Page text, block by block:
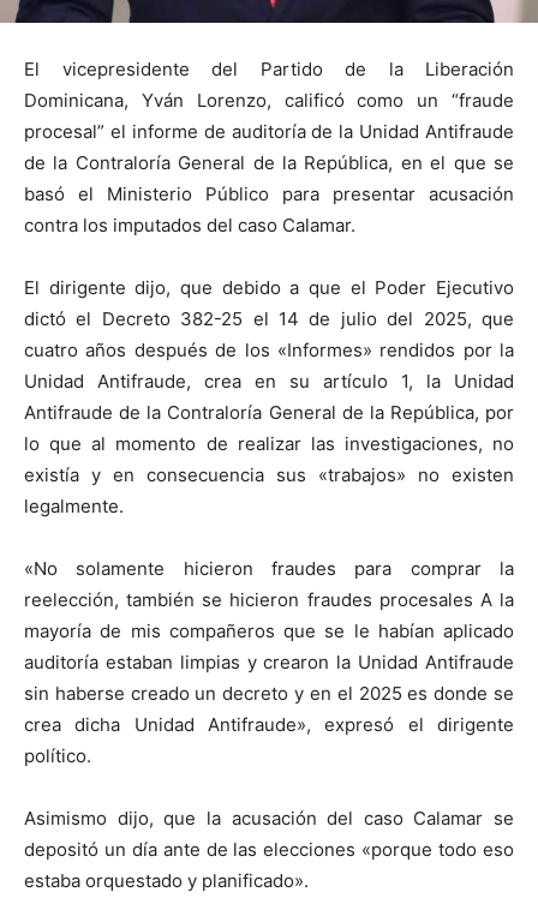
El vicepresidente del Partido de la Liberación
Dominicana, Yván Lorenzo, calificó como un “fraude
procesal” el informe de auditoría de la Unidad Antifraude
de la Contraloría General de la República, en el que se
basó el Ministerio Público para presentar acusación
contra los imputados del caso Calamar.
El dirigente dijo, que debido a que el Poder Ejecutivo
dictó el Decreto 382-25 el 14 de julio del 2025, que
cuatro años después de los «Informes» rendidos por la
Unidad Antifraude, crea en su artículo 1, la Unidad
Antifraude de la Contraloría General de la República, por
lo que al momento de realizar las investigaciones, no
existía y en consecuencia sus «trabajos» no existen
legalmente.
«No solamente hicieron fraudes para comprar la
reelección, también se hicieron fraudes procesales A la
mayoría de mis compañeros que se le habían aplicado
auditoría estaban limpias y crearon la Unidad Antifraude
sin haberse creado un decreto y en el 2025 es donde se
crea dicha Unidad Antifraude», expresó el dirigente
político.
Asimismo dijo, que la acusación del caso Calamar se
depositó un día ante de las elecciones «porque todo eso
estaba orquestado y planificado».